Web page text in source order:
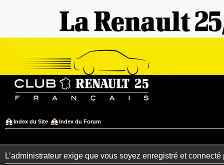
Index du Site Index du Forum
L’administrateur exige que vous soyez enregistré et